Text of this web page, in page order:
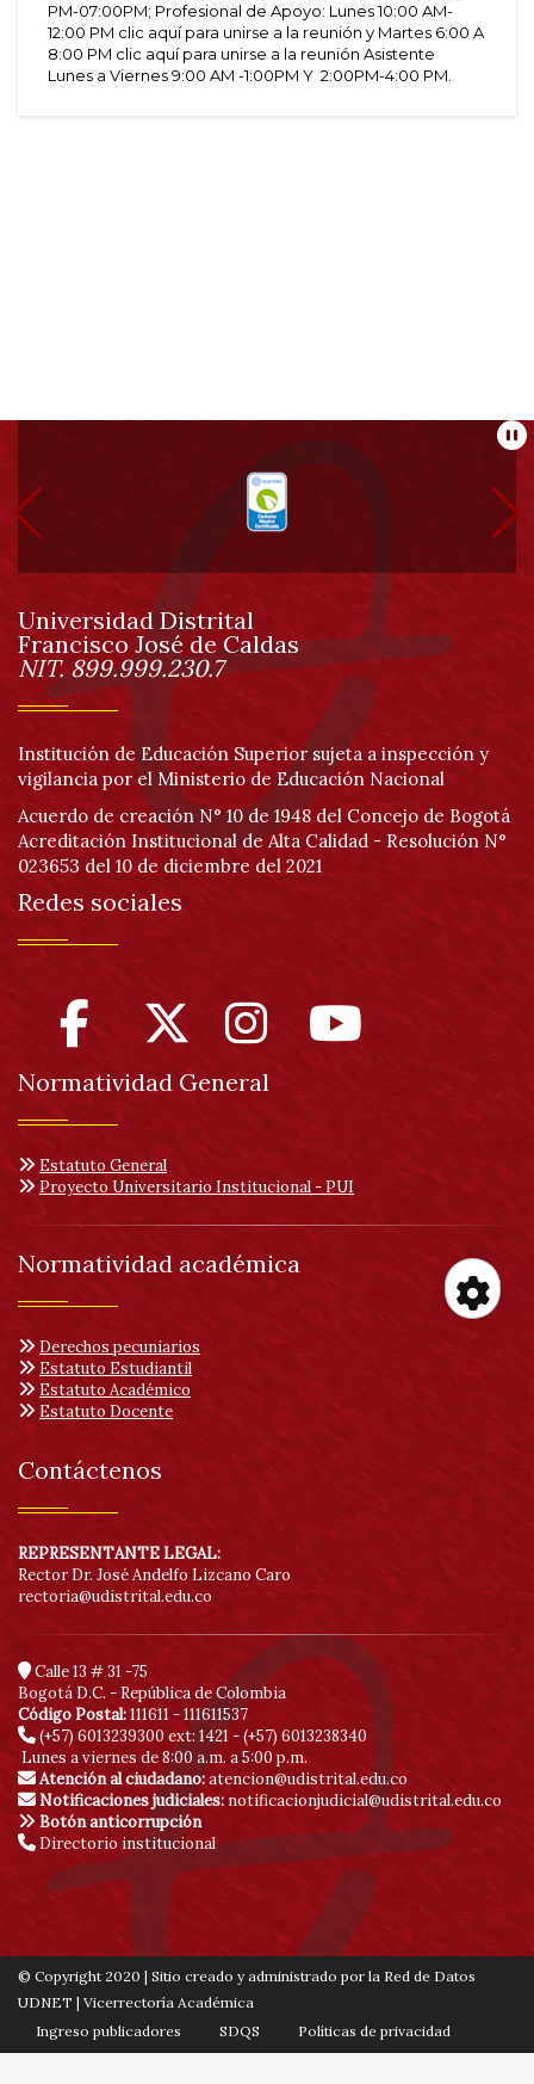
PM-07:00PM; Profesional de Apoyo: Lunes 10:00 AM-
12:00 PM clic aquí para unirse a la reunión y Martes 6:00 A
8:00 PM clic aquí para unirse a la reunión Asistente
Lunes a Viernes 9:00 AM -1:00PM Y 2:00PM-4:00 PM.
Información
pie
de
página
Información
Universidad Distrital
Francisco José de Caldas
NIT. 899.999.230.7
Institución de Educación Superior sujeta a inspección y
vigilancia por el Ministerio de Educación Nacional
Acuerdo de creación N° 10 de 1948 del Concejo de Bogotá
Acreditación Institucional de Alta Calidad - Resolución N°
023653 del 10 de diciembre del 2021
Redes sociales
Normatividad General
Estatuto General
Proyecto Universitario Institucional - PUI
Normatividad académica
Derechos pecuniarios
Estatuto Estudiantil
Estatuto Académico
Estatuto Docente
Contáctenos
REPRESENTANTE LEGAL:
Rector Dr. José Andelfo Lizcano Caro
rectoria@udistrital.edu.co
Calle 13 # 31 -75
Bogotá D.C. - República de Colombia
Código Postal:111611 - 111611537
(+57) 6013239300 ext: 1421 - (+57) 6013238340
Lunes a viernes de 8:00 a.m. a 5:00 p.m.
Atención al ciudadano:atencion@udistrital.edu.co
Notificaciones judiciales: notificacionjudicial@udistrital.edu.co
Botón anticorrupción
Directorio institucional
© Copyright 2020 | Sitio creado y administrado por la Red de Datos
UDNET | Vicerrectoría Académica
Ingreso publicadores
SDQS
Políticas de privacidad